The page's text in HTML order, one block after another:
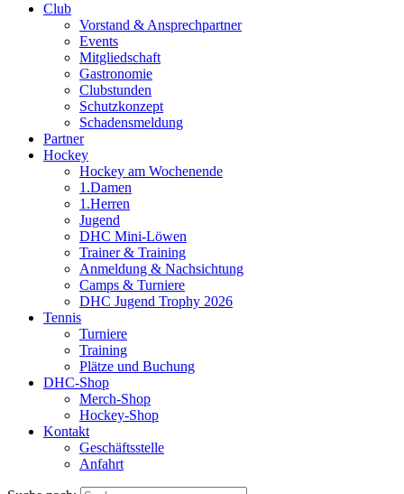
Club
Vorstand & Ansprechpartner
Events
Mitgliedschaft
Gastronomie
Clubstunden
Schutzkonzept
Schadensmeldung
Partner
Hockey
Hockey am Wochenende
1.Damen
1.Herren
Jugend
DHC Mini-Löwen
Trainer & Training
Anmeldung & Nachsichtung
Camps & Turniere
DHC Jugend Trophy 2026
Tennis
Turniere
Training
Plätze und Buchung
DHC-Shop
Merch-Shop
Hockey-Shop
Kontakt
Geschäftsstelle
Anfahrt